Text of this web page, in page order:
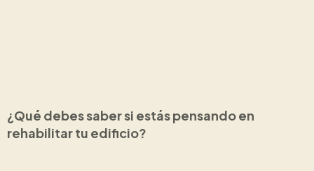
¿Qué debes saber si estás pensando en
rehabilitar tu edificio?